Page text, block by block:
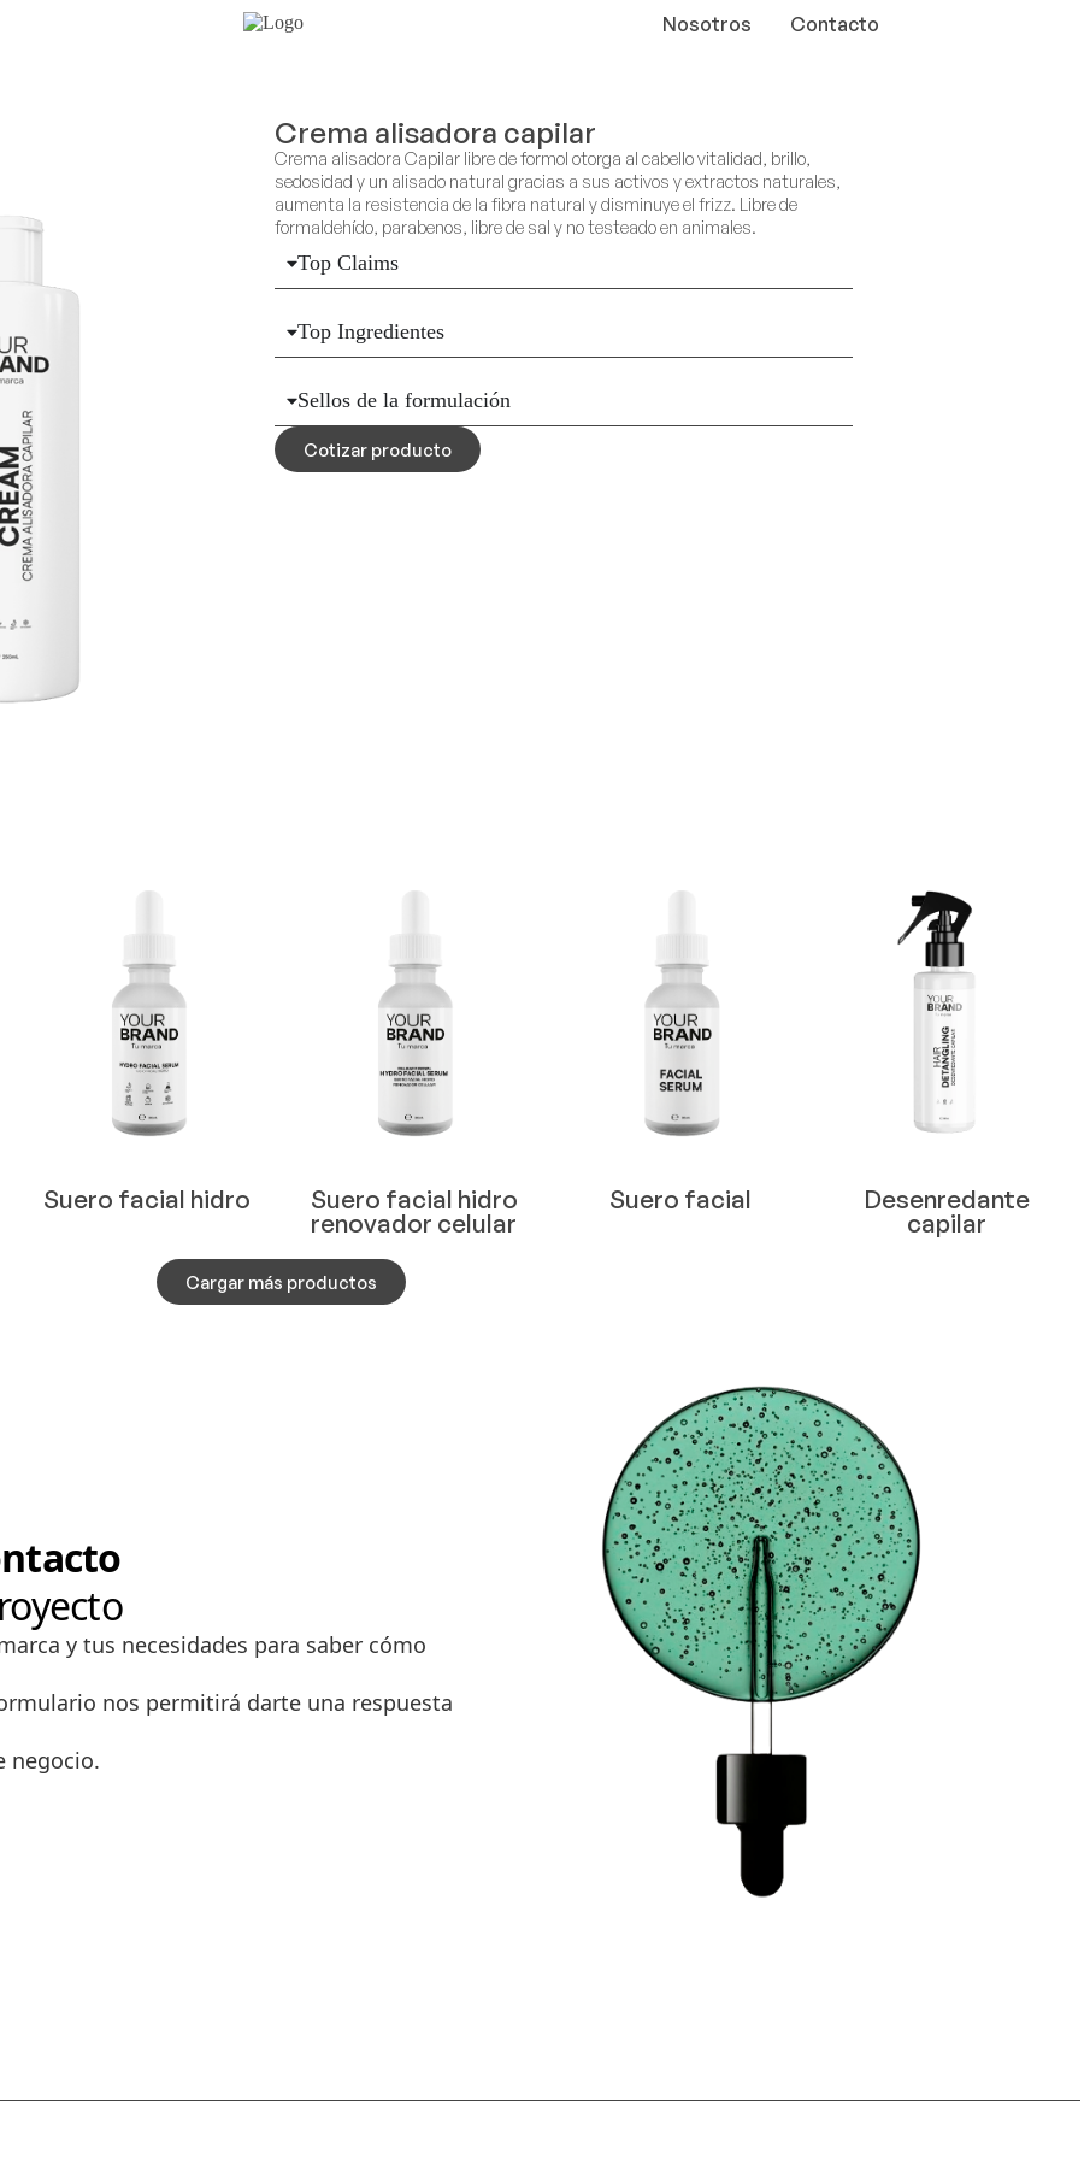
Nosotros Contacto
Crema alisadora capilar
Crema alisadora Capilar libre de formol otorga al cabello vitalidad, brillo,
sedosidad y un alisado natural gracias a sus activos y extractos naturales,
aumenta la resistencia de la fibra natural y disminuye el frizz. Libre de
formaldehído, parabenos, libre de sal y no testeado en animales.
Top Claims
Top Ingredientes
Sellos de la formulación
Cotizar producto
Suero facial hidro Suero facial hidro
renovador celular
Suero facial Desenredante
capilar
Cargar más productos